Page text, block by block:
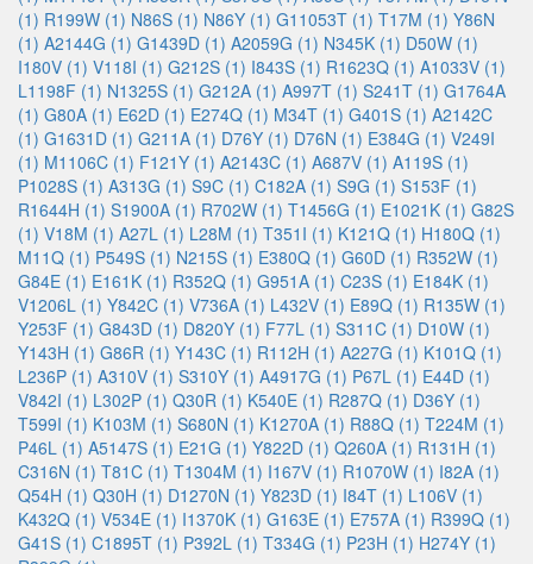
(1) R199W (1) N86S (1) N86Y (1) G11053T (1) T17M (1) Y86N
(1) A2144G (1) G1439D (1) A2059G (1) N345K (1) D50W (1)
I180V (1) V118I (1) G212S (1) I843S (1) R1623Q (1) A1033V (1)
L1198F (1) N1325S (1) G212A (1) A997T (1) S241T (1) G1764A
(1) G80A (1) E62D (1) E274Q (1) M34T (1) G401S (1) A2142C
(1) G1631D (1) G211A (1) D76Y (1) D76N (1) E384G (1) V249I
(1) M1106C (1) F121Y (1) A2143C (1) A687V (1) A119S (1)
P1028S (1) A313G (1) S9C (1) C182A (1) S9G (1) S153F (1)
R1644H (1) S1900A (1) R702W (1) T1456G (1) E1021K (1) G82S
(1) V18M (1) A27L (1) L28M (1) T351I (1) K121Q (1) H180Q (1)
M11Q (1) P549S (1) N215S (1) E380Q (1) G60D (1) R352W (1)
G84E (1) E161K (1) R352Q (1) G951A (1) C23S (1) E184K (1)
V1206L (1) Y842C (1) V736A (1) L432V (1) E89Q (1) R135W (1)
Y253F (1) G843D (1) D820Y (1) F77L (1) S311C (1) D10W (1)
Y143H (1) G86R (1) Y143C (1) R112H (1) A227G (1) K101Q (1)
L236P (1) A310V (1) S310Y (1) A4917G (1) P67L (1) E44D (1)
V842I (1) L302P (1) Q30R (1) K540E (1) R287Q (1) D36Y (1)
T599I (1) K103M (1) S680N (1) K1270A (1) R88Q (1) T224M (1)
P46L (1) A5147S (1) E21G (1) Y822D (1) Q260A (1) R131H (1)
C316N (1) T81C (1) T1304M (1) I167V (1) R1070W (1) I82A (1)
Q54H (1) Q30H (1) D1270N (1) Y823D (1) I84T (1) L106V (1)
K432Q (1) V534E (1) I1370K (1) G163E (1) E757A (1) R399Q (1)
G41S (1) C1895T (1) P392L (1) T334G (1) P23H (1) H274Y (1)